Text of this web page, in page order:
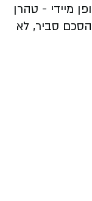
מיידי - טהרן
סביר, לא